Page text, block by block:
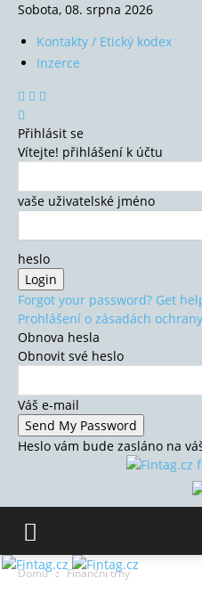
Sobota, 08. srpna 2026
Kontakty / Etický kodex
Inzerce
Přihlásit se
Vítejte! přihlášení k účtu
vaše uživatelské jméno
heslo
Forgot your password? Get
Prohlášení o zásadách
Obnova hesla
Obnovit své heslo
Váš e-mail
Heslo vám bude zasláno na
Domů Finanční trhy